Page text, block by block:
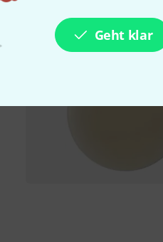
Geht klar